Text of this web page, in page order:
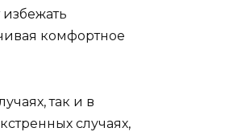
комфортное
так и в
случаях,